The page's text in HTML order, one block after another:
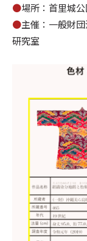
●場所：首里城
●主催：一般財
研究室